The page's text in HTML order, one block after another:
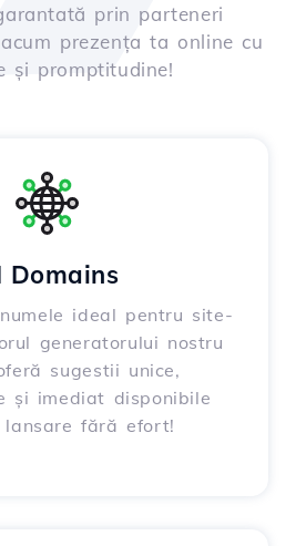
prin parteneri
prezența ta online cu
și promptitudine!
Domains
ideal pentru site-
generatorului nostru
sugestii unice,
și imediat disponibile
lansare fără efort!